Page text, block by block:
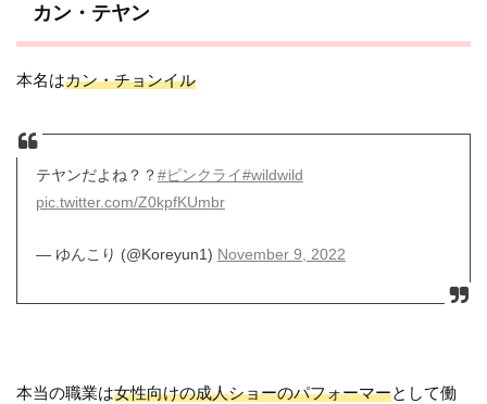
カン・テヤン
本名はカン・チョンイル
テヤンだよね？？#ピンクライ#wildwild
pic.twitter.com/Z0kpfKUmbr
— ゆんこり (@Koreyun1) November 9, 2022
本当の職業は女性向けの成人ショーのパフォーマーとして働